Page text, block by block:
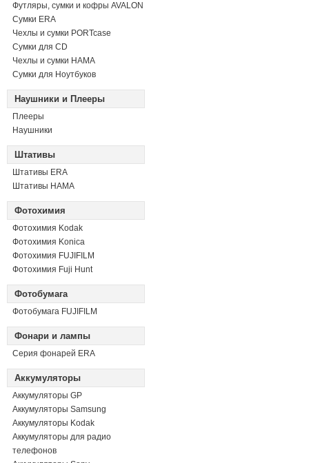
Футляры, сумки и кофры AVALON
Сумки ERA
Чехлы и сумки PORTcase
Сумки для CD
Чехлы и сумки HAMA
Сумки для Ноутбуков
Наушники и Плееры
Плееры
Наушники
Штативы
Штативы ERA
Штативы HAMA
Фотохимия
Фотохимия Kodak
Фотохимия Konica
Фотохимия FUJIFILM
Фотохимия Fuji Hunt
Фотобумага
Фотобумага FUJIFILM
Фонари и лампы
Серия фонарей ERA
Аккумуляторы
Аккумуляторы GP
Аккумуляторы Samsung
Аккумуляторы Kodak
Аккумуляторы для радио
телефонов